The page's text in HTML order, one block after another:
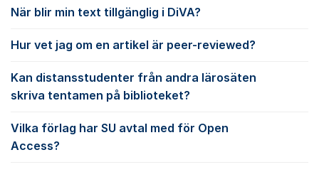
När blir min text tillgänglig i DiVA?
Hur vet jag om en artikel är peer-reviewed?
Kan distansstudenter från andra lärosäten
skriva tentamen på biblioteket?
Vilka förlag har SU avtal med för Open
Access?